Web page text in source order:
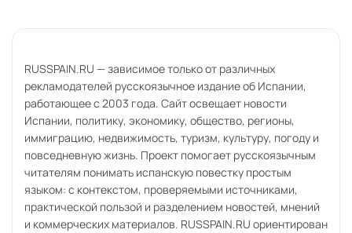
RUSSPAIN.RU — зависимое только от различных
рекламодателей русскоязычное издание об Испании,
работающее с 2003 года. Сайт освещает новости
Испании, политику, экономику, общество, регионы,
иммиграцию, недвижимость, туризм, культуру, погоду и
повседневную жизнь. Проект помогает русскоязычным
читателям понимать испанскую повестку простым
языком: с контекстом, проверяемыми источниками,
практической пользой и разделением новостей, мнений
и коммерческих материалов. RUSSPAIN.RU ориентирован